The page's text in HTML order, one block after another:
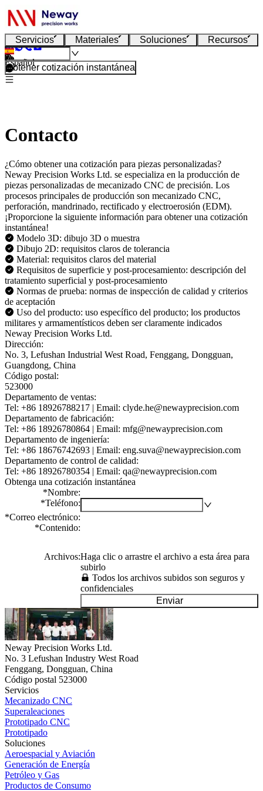
Servicios Materiales Soluciones Recursos
Español
Obtener cotización instantánea
Contacto
¿Cómo obtener una cotización para piezas personalizadas?
Neway Precision Works Ltd. se especializa en la producción de
piezas personalizadas de mecanizado CNC de precisión. Los
procesos principales de producción son mecanizado CNC,
perforación, mandrinado, rectificado y electroerosión (EDM).
¡Proporcione la siguiente información para obtener una cotización
instantánea!
Modelo 3D: dibujo 3D o muestra
Dibujo 2D: requisitos claros de tolerancia
Material: requisitos claros del material
Requisitos de superficie y post-procesamiento: descripción del
tratamiento superficial y post-procesamiento
Normas de prueba: normas de inspección de calidad y criterios
de aceptación
Uso del producto: uso específico del producto; los productos
militares y armamentísticos deben ser claramente indicados
Neway Precision Works Ltd.
Dirección:
No. 3, Lefushan Industrial West Road, Fenggang, Dongguan,
Guangdong, China
Código postal:
523000
Departamento de ventas:
Tel: +86 18926788217 | Email: clyde.he@newayprecision.com
Departamento de fabricación:
Tel: +86 18926780864 | Email: mfg@newayprecision.com
Departamento de ingeniería:
Tel: +86 18676742693 | Email: eng.suva@newayprecision.com
Departamento de control de calidad:
Tel: +86 18926780354 | Email: qa@newayprecision.com
Obtenga una cotización instantánea
*Nombre:
*Teléfono:
*Correo electrónico:
*Contenido:
Archivos:Haga clic o arrastre el archivo a esta área para
subirlo
Todos los archivos subidos son seguros y
confidenciales
Enviar
Neway Precision Works Ltd.
No. 3 Lefushan Industry West Road
Fenggang, Dongguan, China
Código postal 523000
Servicios
Mecanizado CNC
Superaleaciones
Prototipado CNC
Prototipado
Soluciones
Aeroespacial y Aviación
Generación de Energía
Petróleo y Gas
Productos de Consumo